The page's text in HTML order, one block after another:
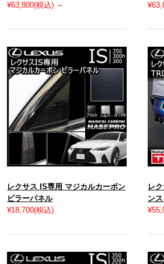
¥63,800(税込) ～
レクサス IS専用 マジカルカーボン
ピラーパネル
¥18,700(税込)
レ
ン